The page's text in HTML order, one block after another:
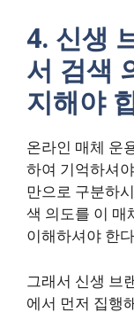
4. 신생
서 검색
지해야
온라인 매체 운
하여 기억하셔
만으로 구분하
색 의도를 이 매
이해하셔야 한
그래서 신생 브
에서 먼저 집행